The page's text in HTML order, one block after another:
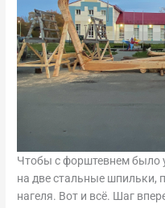
Чтобы с форштевнем было
на две стальные шпильки,
нагеля. Вот и всё. Шаг